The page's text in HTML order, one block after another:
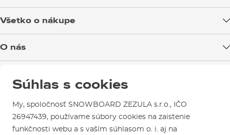
Všetko o nákupe
Reklamácie
Návody na použitie a údržbu
O nás
Test the Best
Ako si vybrať vybavenie
Mapa a ako k nám
Parkovanie
Sme overený e-shop.
Naši spokojní zákazníci nám udelili
CertifikátOverené zákazníkmi.
Súhlas s cookies
My, spoločnosť SNOWBOARD ZEZULA s.r.o., IČO
26947439, používame súbory cookies na zaistenie
funkčnosti webu a s vaším súhlasom o. i. aj na